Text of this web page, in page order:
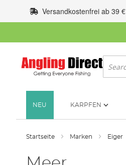
Inhalt
springen
Versandkostenfrei ab 39 €
Suche
NEU KARPFEN
Startseite Marken Eiger